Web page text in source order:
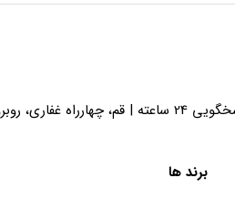
غفاری، روبروی پاساژ الماس ایرانیان، پلاک 136
برند ها